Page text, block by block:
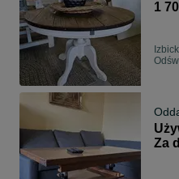
1
Za